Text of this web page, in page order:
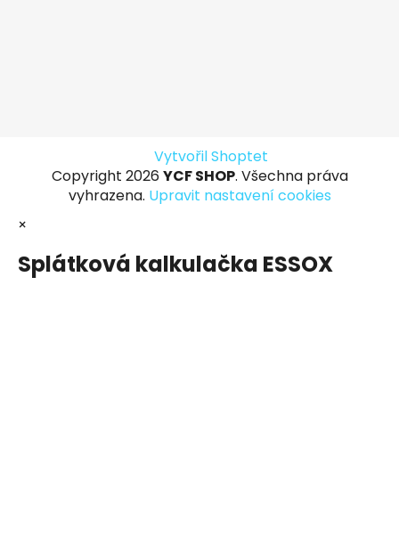
Vytvořil Shoptet
Copyright 2026 YCF SHOP. Všechna práva
vyhrazena. Upravit nastavení cookies
×
Splátková kalkulačka ESSOX